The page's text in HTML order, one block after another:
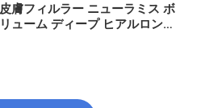
皮膚フィルラー ニューラミス ボ
リューム ディープ ヒアルロン酸